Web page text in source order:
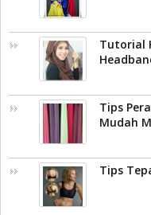
Tutorial
Tips
Mudah
Tips